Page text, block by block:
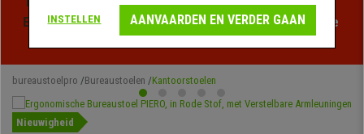
Exclusieve kortingen voor een beperkte tijd - Bekijk de
bureaustoelpro Bureaustoelen Kantoorstoelen
Nieuwigheid
INSTELLEN AANVAARDEN EN VERDER GAAN